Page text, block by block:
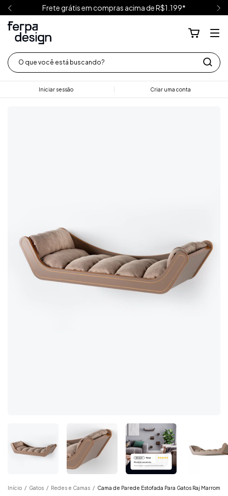
Frete grátis em compras acima de R$1.199*
Iniciar sessão Criar uma conta
Início / Gatos / Redes e Camas / Cama de Parede Estofada Para Gatos Raj Marrom